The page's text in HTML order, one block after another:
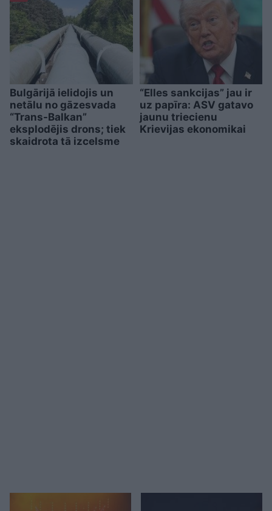
Bulgārijā ielidojis un
netālu no gāzesvada
“Trans-Balkan”
eksplodējis drons; tiek
skaidrota tā izcelsme
“Elles sankcijas” jau ir
uz papīra: ASV gatavo
jaunu triecienu
Krievijas ekonomikai